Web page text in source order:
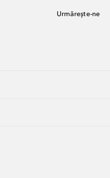
Urmărește-ne